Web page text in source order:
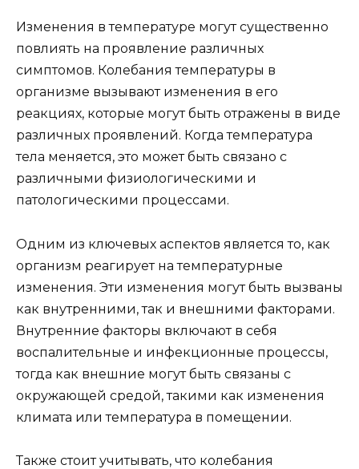
Изменения в температуре могут существенно
повлиять на проявление различных
симптомов. Колебания температуры в
организме вызывают изменения в его
реакциях, которые могут быть отражены в виде
различных проявлений. Когда температура
тела меняется, это может быть связано с
различными физиологическими и
патологическими процессами.
Одним из ключевых аспектов является то, как
организм реагирует на температурные
изменения. Эти изменения могут быть вызваны
как внутренними, так и внешними факторами.
Внутренние факторы включают в себя
воспалительные и инфекционные процессы,
тогда как внешние могут быть связаны с
окружающей средой, такими как изменения
климата или температура в помещении.
Также стоит учитывать, что колебания